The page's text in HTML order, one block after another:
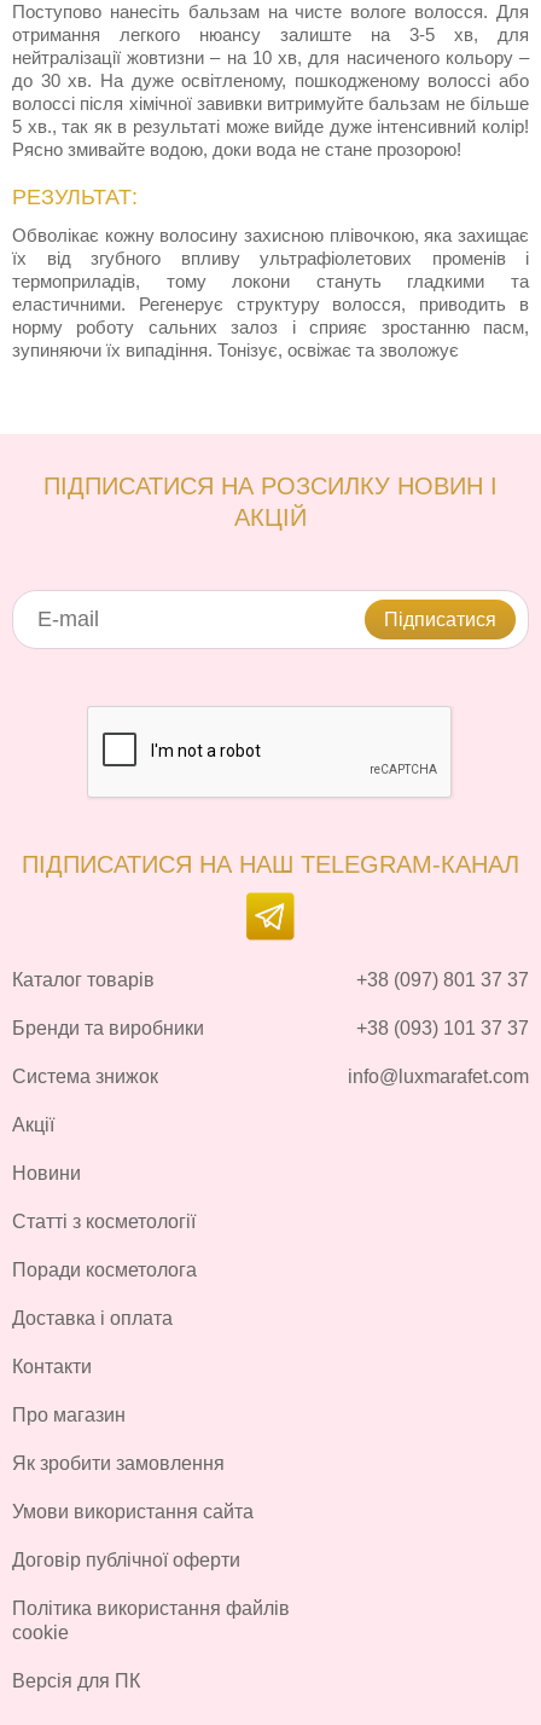
Поступово нанесіть бальзам на чисте вологе волосся. Для
отримання легкого нюансу залиште на 3-5 хв, для
нейтралізації жовтизни – на 10 хв, для насиченого кольору –
до 30 хв. На дуже освітленому, пошкодженому волоссі або
волоссі після хімічної завивки витримуйте бальзам не більше
5 хв., так як в результаті може вийде дуже інтенсивний колір!
Рясно змивайте водою, доки вода не стане прозорою!
РЕЗУЛЬТАТ:
Обволікає кожну волосину захисною плівочкою, яка захищає
їх від згубного впливу ультрафіолетових променів і
термоприладів, тому локони стануть гладкими та
еластичними. Регенерує структуру волосся, приводить в
норму роботу сальних залоз і сприяє зростанню пасм,
зупиняючи їх випадіння. Тонізує, освіжає та зволожує
ПІДПИСАТИСЯ НА РОЗСИЛКУ НОВИН І
АКЦІЙ
Підписатися
ПІДПИСАТИСЯ НА НАШ TELEGRAM-КАНАЛ
Каталог товарів
Бренди та виробники
Система знижок
Акції
Новини
Статті з косметології
Поради косметолога
Доставка і оплата
Контакти
Про магазин
Як зробити замовлення
Умови використання сайта
Договір публічної оферти
Політика використання файлів
cookie
Версія для ПК
+38 (097) 801 37 37
+38 (093) 101 37 37
info@luxmarafet.com